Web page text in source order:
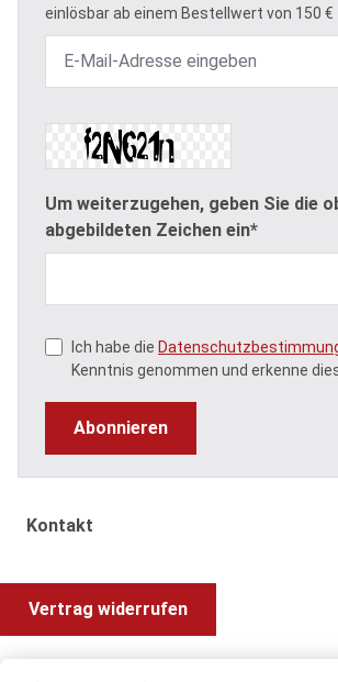
einlösbar ab einem Bestellwert von 150 €
Um weiterzugehen, geben Sie die
abgebildeten Zeichen ein*
Ich habe die
Kenntnis genommen und erkenne
Abonnieren
Kontakt
Vertrag widerrufen